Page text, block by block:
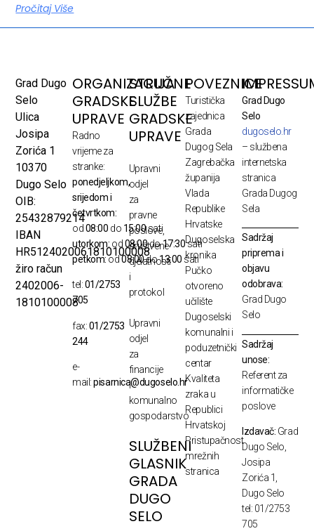
Pročitaj Više
Grad Dugo
Selo
Ulica
Josipa
Zorića 1
10370
Dugo Selo
OIB:
25432879214
IBAN
HR5124020061810100008
žiro račun
2402006-
1810100008
ORGANIZACIJA
GRADSKE
UPRAVE
Radno
vrijeme za
stranke:
ponedjeljkom,
srijedom i
četvrtkom:
od08:00 do 15:00sati
utorkom: od08:00do17:30sati
petkom:od08:00do13:00 sati
tel:01/2753
705
fax:01/2753
244
e-
mail:pisarnica@dugoselo.hr
STRUČNE
SLUŽBE
GRADSKE
UPRAVE
Upravni
odjel
za
pravne
poslove,
društvene
djelatnosti
i
protokol
Upravni
odjel
za
financije
i
komunalno
gospodarstvo
SLUŽBENI
GLASNIK
GRADA
DUGO
SELO
POVEZNICE
Turistička
zajednica
Grada
Dugog Sela
Zagrebačka
županija
Vlada
Republike
Hrvatske
Dugoselska
kronika
Pučko
otvoreno
učilište
Dugoselski
komunalni i
poduzetnički
centar
Kvaliteta
zraka u
Republici
Hrvatskoj
Pristupačnost
mrežnih
stranica
Grad Dugo
Selo
dugoselo.hr
– službena
internetska
stranica
Grada Dugog
Sela
Sadržaj
priprema i
objavu
odobrava:
Grad Dugo
Selo
Sadržaj
unose:
Referent za
informatičke
poslove
Izdavač: Grad
Dugo Selo,
Josipa
Zorića 1,
Dugo Selo
tel: 01/2753
705